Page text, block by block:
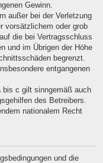
Gewinn.
außer bei der Verletzung
vorsätzlichem oder grob
die bei Vertragsschluss
und im Übrigen der Höhe
begrenzt.
entgangenen
bis c gilt sinngemäß auch
des Betreibers.
nationalem Recht
und die